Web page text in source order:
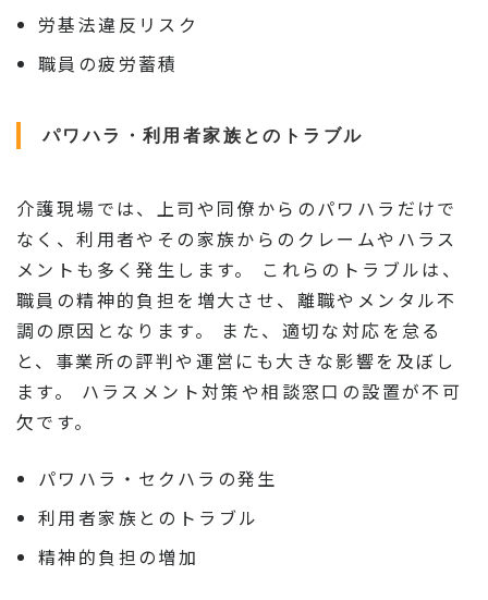
労基法違反リスク
職員の疲労蓄積
パワハラ・利用者家族とのトラブル
介護現場では、上司や同僚からのパワハラだけで
なく、利用者やその家族からのクレームやハラス
メントも多く発生します。 これらのトラブルは、
職員の精神的負担を増大させ、離職やメンタル不
調の原因となります。 また、適切な対応を怠る
と、事業所の評判や運営にも大きな影響を及ぼし
ます。 ハラスメント対策や相談窓口の設置が不可
欠です。
パワハラ・セクハラの発生
利用者家族とのトラブル
精神的負担の増加